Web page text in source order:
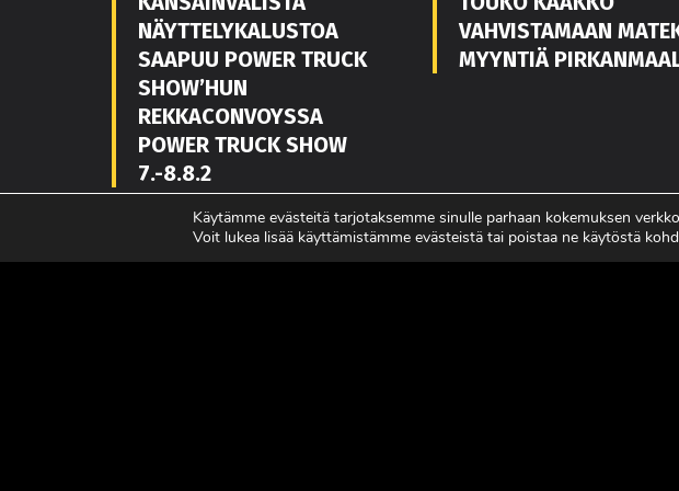
NÄYTTELYKALUSTOA
SAAPUU POWER TRUCK
SHOW’HUN
REKKACONVOYSSA
POWER TRUCK SHOW
7.-8.8.2
LUE LISÄÄ
VAHVISTAMAAN
MYYNTIÄ
LUE LISÄÄ
Käytämme evästeitä tarjotaksemme sinulle parhaan kokemuksen
Voit lukea lisää käyttämistämme evästeistä tai poistaa ne käytöstä